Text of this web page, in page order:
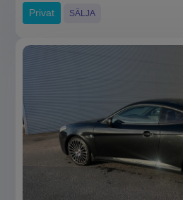
Privat SÄLJA